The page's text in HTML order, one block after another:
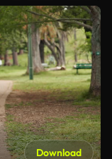
Download